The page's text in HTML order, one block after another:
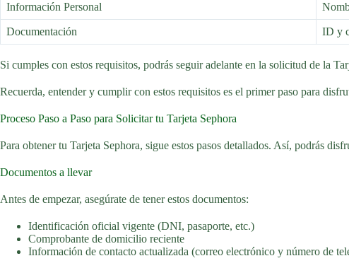
Información Personal
Documentación ID y
Si cumples con estos requisitos, podrás seguir adelante en la solicitud de la
Recuerda, entender y cumplir con estos requisitos es el primer paso para
Proceso Paso a Paso para Solicitar tu Tarjeta Sephora
Para obtener tu Tarjeta Sephora, sigue estos pasos detallados. Así, podrás
Documentos a llevar
Antes de empezar, asegúrate de tener estos documentos:
Identificación oficial vigente (DNI, pasaporte, etc.)
Comprobante de domicilio reciente
Información de contacto actualizada (correo electrónico y número de